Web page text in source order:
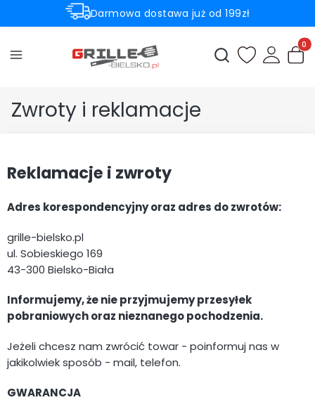
Darmowa dostawa już od 199zł
Otwórz
Zwroty i reklamacje
Reklamacje i zwroty
Adres korespondencyjny oraz adres do zwrotów:
grille-bielsko.pl
ul. Sobieskiego 169
43-300 Bielsko-Biała
Informujemy, że nie przyjmujemy przesyłek
pobraniowych oraz nieznanego pochodzenia.
Jeżeli chcesz nam zwrócić towar - poinformuj nas w
jakikolwiek sposób - mail, telefon.
GWARANCJA